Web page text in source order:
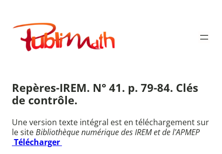
contenu
Publimath
Repères-IREM. N° 41. p. 79-84. Clés
de contrôle.
Une version texte intégral est en téléchargement sur
le siteBibliothèque numérique des IREM et de l'APMEP
Télécharger